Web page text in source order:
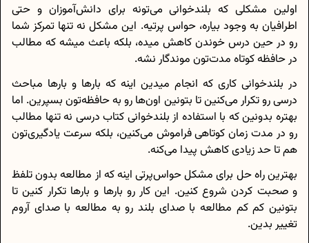
اولین مشکلی که بلندخوانی می‌تونه برای دانش‌آموزان و حتی
اطرافیان به وجود بیاره، حواس پرتیه. این مشکل نه تنها تمرکز شما
رو در حین درس خوندن کاهش میده، بلکه باعث میشه که مطالب
در حافظه کوتاه مدت‌تون موندگار نشه.
در بلندخوانی کاری که انجام میدین اینه که بارها و بارها مباحث
درسی رو تکرار می‌کنین تا بتونین اون‌ها رو به حافظه‌تون بسپرین. اما
بهتره بدونین که با استفاده از بلندخوانی کتاب درسی نه تنها مطالب
رو در مدت زمان کوتاهی فراموش می‌کنین، بلکه سرعت یادگیری‌تون
هم تا حد زیادی کاهش پیدا می‌کنه.
بهترین راه حل برای مشکل حواس‌پرتی اینه که از مطالعه بدون تلفظ
و صحبت کردن شروع کنین. این کار رو بارها و بارها تکرار کنین تا
بتونین کم کم مطالعه با صدای بلند رو به مطالعه با صدای آروم
تغییر بدین.